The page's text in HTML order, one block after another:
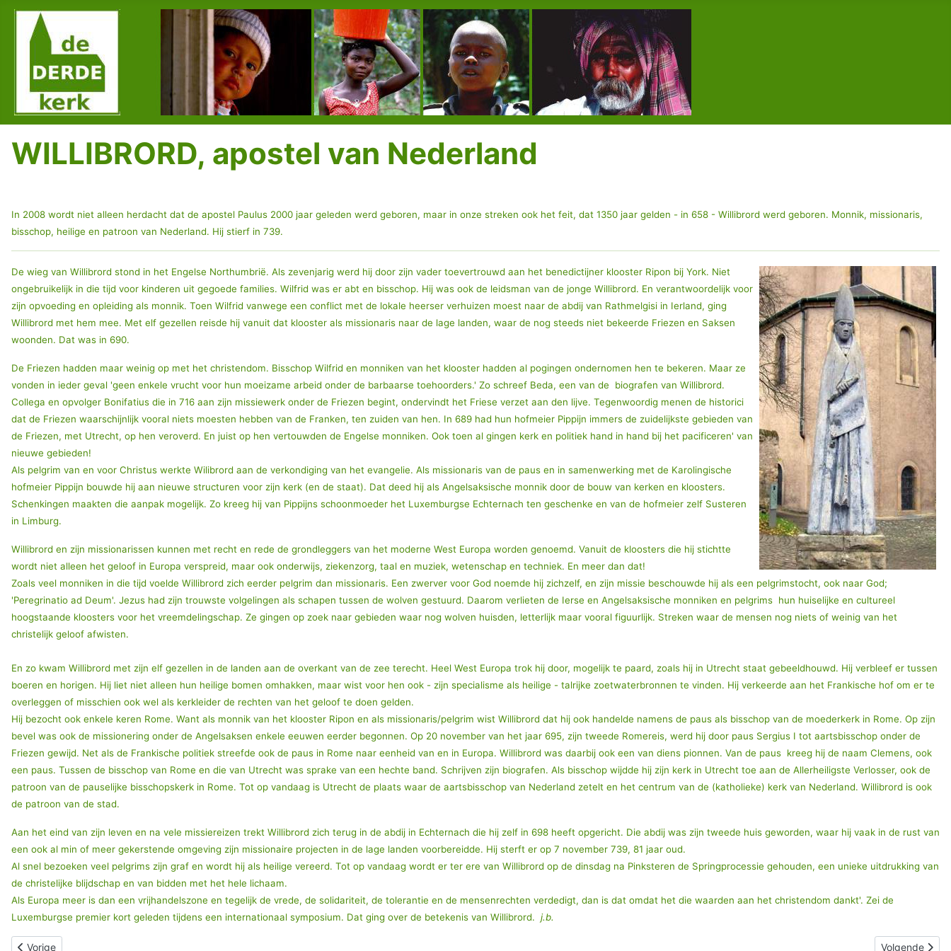
WILLIBRORD, apostel van Nederland
In 2008 wordt niet alleen herdacht dat de apostel Paulus 2000 jaar geleden werd geboren, maar in onze streken ook het feit, dat 1350 jaar gelden - in 658 - Willibrord werd geboren. Monnik, missionaris,
bisschop, heilige en patroon van Nederland. Hij stierf in 739.
De wieg van Willibrord stond in het Engelse Northumbrië. Als zevenjarig werd hij door zijn vader toevertrouwd aan het benedictijner klooster Ripon bij York. Niet
ongebruikelijk in die tijd voor kinderen uit gegoede families. Wilfrid was er abt en bisschop. Hij was ook de leidsman van de jonge Willibrord. En verantwoordelijk voor
zijn opvoeding en opleiding als monnik. Toen Wilfrid vanwege een conflict met de lokale heerser verhuizen moest naar de abdij van Rathmelgisi in Ierland, ging
Willibrord met hem mee. Met elf gezellen reisde hij vanuit dat klooster als missionaris naar de lage landen, waar de nog steeds niet bekeerde Friezen en Saksen
woonden. Dat was in 690.
De Friezen hadden maar weinig op met het christendom. Bisschop Wilfrid en monniken van het klooster hadden al pogingen ondernomen hen te bekeren. Maar ze
vonden in ieder geval 'geen enkele vrucht voor hun moeizame arbeid onder de barbaarse toehoorders.' Zo schreef Beda, een van de biografen van Willibrord.
Collega en opvolger Bonifatius die in 716 aan zijn missiewerk onder de Friezen begint, ondervindt het Friese verzet aan den lijve. Tegenwoordig menen de historici
dat de Friezen waarschijnlijk vooral niets moesten hebben van de Franken, ten zuiden van hen. In 689 had hun hofmeier Pippijn immers de zuidelijkste gebieden van
de Friezen, met Utrecht, op hen veroverd. En juist op hen vertouwden de Engelse monniken. Ook toen al gingen kerk en politiek hand in hand bij het pacificeren' van
nieuwe gebieden!
Als pelgrim van en voor Christus werkte Wilibrord aan de verkondiging van het evangelie. Als missionaris van de paus en in samenwerking met de Karolingische
hofmeier Pippijn bouwde hij aan nieuwe structuren voor zijn kerk (en de staat). Dat deed hij als Angelsaksische monnik door de bouw van kerken en kloosters.
Schenkingen maakten die aanpak mogelijk. Zo kreeg hij van Pippijns schoonmoeder het Luxemburgse Echternach ten geschenke en van de hofmeier zelf Susteren
in Limburg.
Willibrord en zijn missionarissen kunnen met recht en rede de grondleggers van het moderne West Europa worden genoemd. Vanuit de kloosters die hij stichtte
wordt niet alleen het geloof in Europa verspreid, maar ook onderwijs, ziekenzorg, taal en muziek, wetenschap en techniek. En meer dan dat!
Zoals veel monniken in die tijd voelde Willibrord zich eerder pelgrim dan missionaris. Een zwerver voor God noemde hij zichzelf, en zijn missie beschouwde hij als een pelgrimstocht, ook naar God;
'Peregrinatio ad Deum'. Jezus had zijn trouwste volgelingen als schapen tussen de wolven gestuurd. Daarom verlieten de Ierse en Angelsaksische monniken en pelgrims hun huiselijke en cultureel
hoogstaande kloosters voor het vreemdelingschap. Ze gingen op zoek naar gebieden waar nog wolven huisden, letterlijk maar vooral figuurlijk. Streken waar de mensen nog niets of weinig van het
christelijk geloof afwisten.
En zo kwam Willibrord met zijn elf gezellen in de landen aan de overkant van de zee terecht. Heel West Europa trok hij door, mogelijk te paard, zoals hij in Utrecht staat gebeeldhouwd. Hij verbleef er tussen
boeren en horigen. Hij liet niet alleen hun heilige bomen omhakken, maar wist voor hen ook - zijn specialisme als heilige - talrijke zoetwaterbronnen te vinden. Hij verkeerde aan het Frankische hof om er te
overleggen of misschien ook wel als kerkleider de rechten van het geloof te doen gelden.
Hij bezocht ook enkele keren Rome. Want als monnik van het klooster Ripon en als missionaris/pelgrim wist Willibrord dat hij ook handelde namens de paus als bisschop van de moederkerk in Rome. Op zijn
bevel was ook de missionering onder de Angelsaksen enkele eeuwen eerder begonnen. Op 20 november van het jaar 695, zijn tweede Romereis, werd hij door paus Sergius I tot aartsbisschop onder de
Friezen gewijd. Net als de Frankische politiek streefde ook de paus in Rome naar eenheid van en in Europa. Willibrord was daarbij ook een van diens pionnen. Van de paus kreeg hij de naam Clemens, ook
een paus. Tussen de bisschop van Rome en die van Utrecht was sprake van een hechte band. Schrijven zijn biografen. Als bisschop wijdde hij zijn kerk in Utrecht toe aan de Allerheiligste Verlosser, ook de
patroon van de pauselijke bisschopskerk in Rome. Tot op vandaag is Utrecht de plaats waar de aartsbisschop van Nederland zetelt en het centrum van de (katholieke) kerk van Nederland. Willibrord is ook
de patroon van de stad.
Aan het eind van zijn leven en na vele missiereizen trekt Willibrord zich terug in de abdij in Echternach die hij zelf in 698 heeft opgericht. Die abdij was zijn tweede huis geworden, waar hij vaak in de rust van
een ook al min of meer gekerstende omgeving zijn missionaire projecten in de lage landen voorbereidde. Hij sterft er op 7 november 739, 81 jaar oud.
Al snel bezoeken veel pelgrims zijn graf en wordt hij als heilige vereerd. Tot op vandaag wordt er ter ere van Willibrord op de dinsdag na Pinksteren de Springprocessie gehouden, een unieke uitdrukking van
de christelijke blijdschap en van bidden met het hele lichaam.
Als Europa meer is dan een vrijhandelszone en tegelijk de vrede, de solidariteit, de tolerantie en de mensenrechten verdedigt, dan is dat omdat het die waarden aan het christendom dankt'. Zei de
Luxemburgse premier kort geleden tijdens een internationaal symposium. Dat ging over de betekenis van Willibrord. j.b.
Vorig artikel: SERVATIUS, bisschop en heilige te Maastricht
Vorige Volgende
Volgende